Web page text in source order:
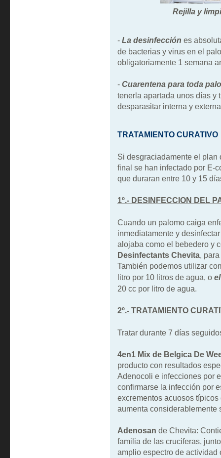
Rejilla y
- La desinfección es
de bacterias y virus en el
obligatoriamente 1 semana
- Cuarentena para toda
tenerla apartada unos días y
desparasitar interna y
TRATAMIENTO CURATIVO
Si desgraciadamente el plan
final se han infectado por E-
que duraran entre 10 y 15
1º.- DESINFECCION DEL
Cuando un palomo caiga
inmediatamente y
alojaba como el bebedero y
Desinfectants Chevita,
También podemos utilizar
litro por 10 litros de agua, o
20 cc por litro de agua.
2º.- TRATAMIENTO
Tratar durante 7 días
4en1 Mix de Belgica De
producto con resultados
Adenocoli e infecciones por
confirmarse la infección por
excrementos acuosos
aumenta
Adenosan de Chevita:
familia de las cruciferas,
amplio espectro de actividad